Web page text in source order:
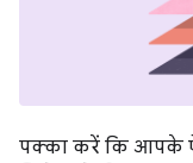
पक्का करें कि आपके